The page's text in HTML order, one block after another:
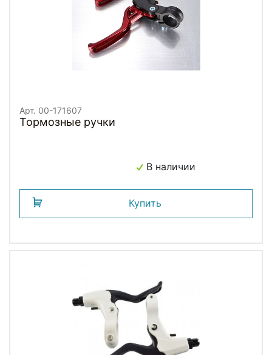
Арт. 00-171607
Тормозные ручки
В наличии
Купить